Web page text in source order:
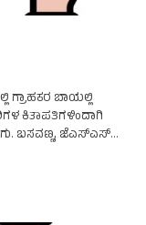
ಗ್ರಾಹಕರ ಬಾಯಲ್ಲಿ
ಕಿತಾಪತಿಗಳಿಂದಾಗಿ
ಬಸವಣ್ಣ, ಜೆಎಸ್‌ಎಸ್